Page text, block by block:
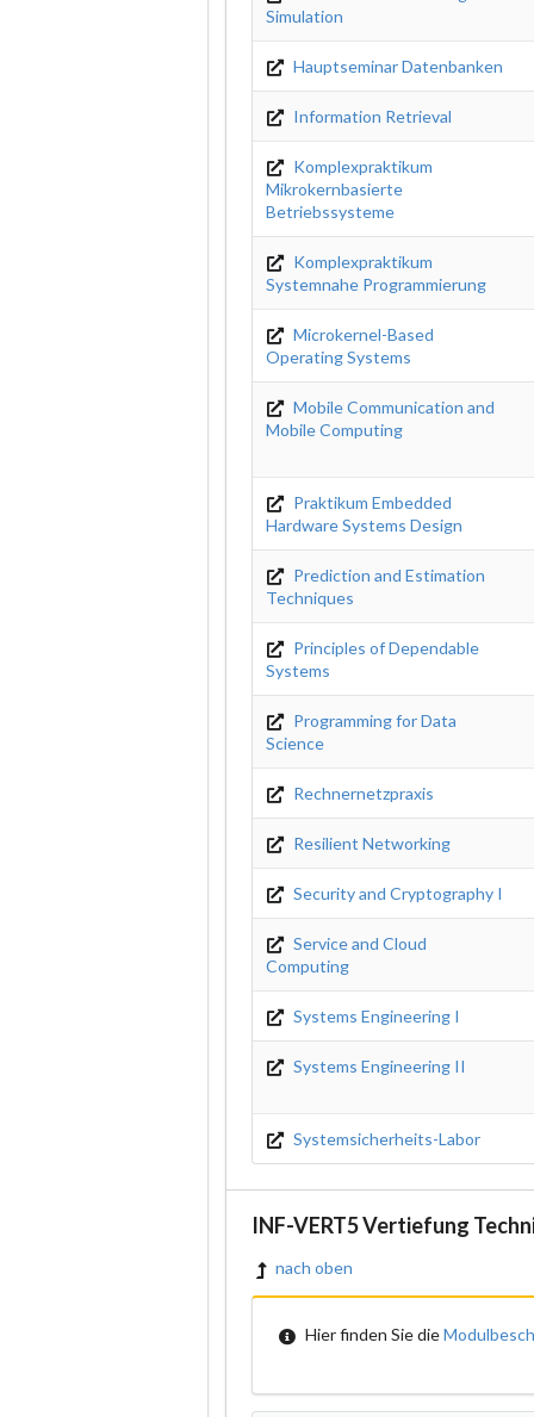
Simulation
Hauptseminar Datenbanken
Information Retrieval
Komplexpraktikum
Mikrokernbasierte
Betriebssysteme
Komplexpraktikum
Systemnahe Programmierung
Microkernel-Based
Operating Systems
Mobile Communication and
Mobile Computing
Praktikum Embedded
Hardware Systems Design
Prediction and Estimation
Techniques
Principles of Dependable
Systems
Programming for Data
Science
Rechnernetzpraxis
Resilient Networking
Security and Cryptography I
Service and Cloud
Computing
Systems Engineering I
Systems Engineering II
Systemsicherheits-Labor
INF-VERT5 Vertiefung
nach oben
Hier finden Sie die